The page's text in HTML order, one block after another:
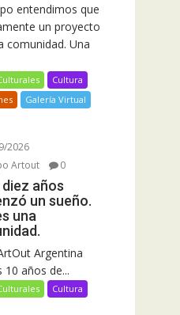
entendimos que
un proyecto
comunidad. Una
Cultura
Galería Virtual
2026
Artout
0
años
un sueño.
una
Argentina
años de...
Cultura